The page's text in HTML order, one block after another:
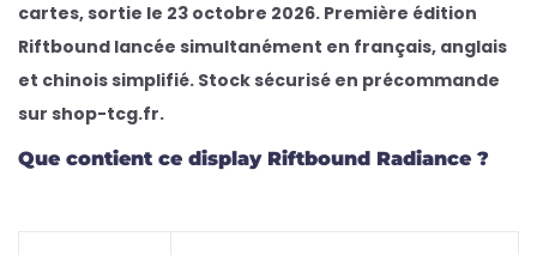
cartes, sortie le 23 octobre 2026. Première édition
Riftbound lancée simultanément en français, anglais
et chinois simplifié. Stock sécurisé en précommande
sur shop-tcg.fr.
Que contient ce display Riftbound Radiance ?